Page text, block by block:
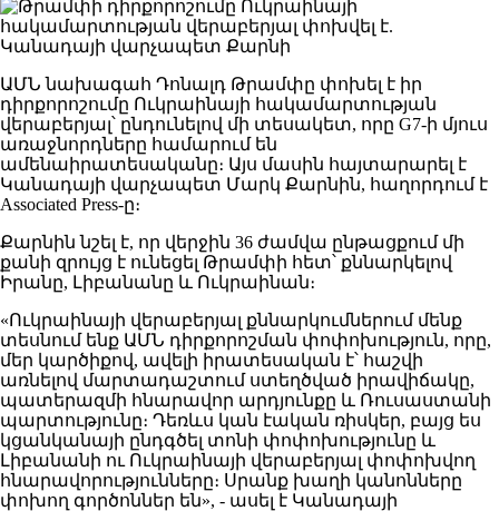
ԱՄՆ նախագահ Դոնալդ Թրամփը փոխել է իր
դիրքորոշումը Ուկրաինայի հակամարտության
վերաբերյալ՝ ընդունելով մի տեսակետ, որը G7-ի մյուս
առաջնորդները համարում են
ամենաիրատեսականը։ Այս մասին հայտարարել է
Կանադայի վարչապետ Մարկ Քարնին, հաղորդում է
Associated Press-ը։
Քարնին նշել է, որ վերջին 36 ժամվա ընթացքում մի
քանի զրույց է ունեցել Թրամփի հետ՝ քննարկելով
Իրանը, Լիբանանը և Ուկրաինան։
«Ուկրաինայի վերաբերյալ քննարկումներում մենք
տեսնում ենք ԱՄՆ դիրքորոշման փոփոխություն, որը,
մեր կարծիքով, ավելի իրատեսական է՝ հաշվի
առնելով մարտադաշտում ստեղծված իրավիճակը,
պատերազմի հնարավոր արդյունքը և Ռուսաստանի
պարտությունը։ Դեռևս կան էական ռիսկեր, բայց ես
կցանկանայի ընդգծել տոնի փոփոխությունը և
Լիբանանի ու Ուկրաինայի վերաբերյալ փոփոխվող
հնարավորությունները։ Սրանք խաղի կանոնները
փոխող գործոններ են», - ասել է Կանադայի